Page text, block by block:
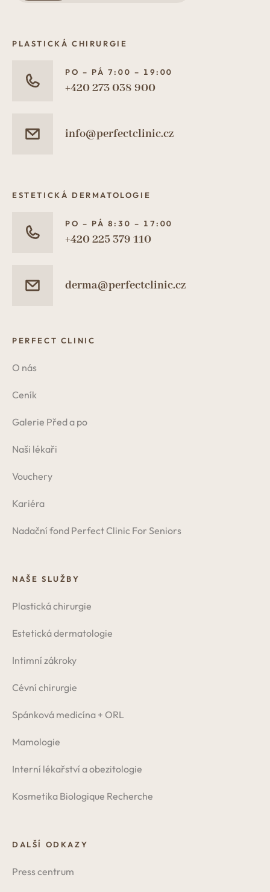
PLASTICKÁ CHIRURGIE
PO – PÁ 7:00 – 19:00
+420 273 038 900
info@perfectclinic.cz
ESTETICKÁ DERMATOLOGIE
PO – PÁ 8:30 – 17:00
+420 225 379 110
derma@perfectclinic.cz
PERFECT CLINIC
O nás
Ceník
Galerie Před a po
Naši lékaři
Vouchery
Kariéra
Nadační fond Perfect Clinic For Seniors
NAŠE SLUŽBY
Plastická chirurgie
Estetická dermatologie
Intimní zákroky
Cévní chirurgie
Spánková medicína + ORL
Mamologie
Interní lékařství a obezitologie
Kosmetika Biologique Recherche
DALŠÍ ODKAZY
Press centrum